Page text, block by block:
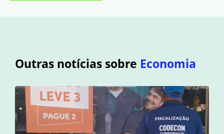
Outras notícias sobre Economia